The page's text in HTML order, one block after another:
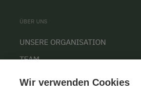
ÜBER UNS
UNSERE ORGANISATION
TEAM
Wir verwenden Cookies